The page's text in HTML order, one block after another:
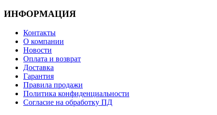
ИНФОРМАЦИЯ
Контакты
О компании
Новости
Оплата и возврат
Доставка
Гарантия
Правила продажи
Политика конфиденциальности
Согласие на обработку ПД